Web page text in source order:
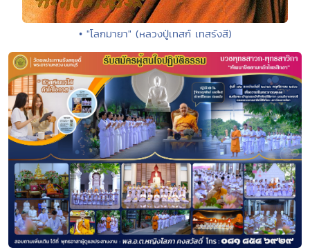
• "โลกมายา" (หลวงปู่เทสก์ เทสรังสี)